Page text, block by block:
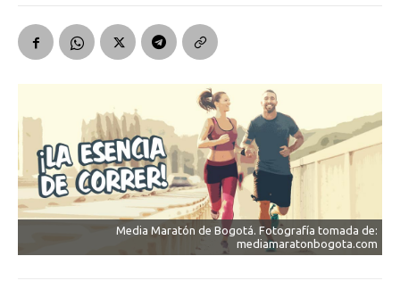
Media Maratón de Bogotá. Fotografía tomada de:
mediamaratonbogota.com